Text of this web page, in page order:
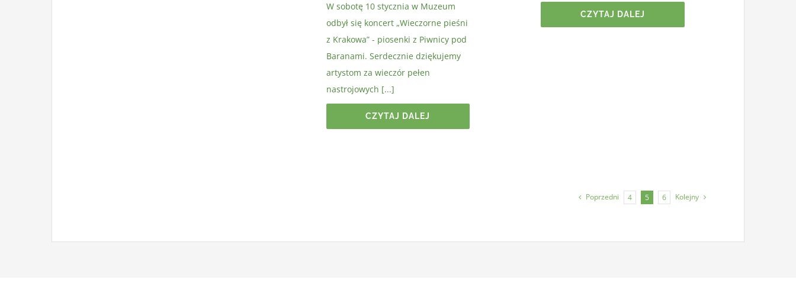
W sobotę 10 stycznia w Muzeum
odbył się koncert „Wieczorne pieśni
z Krakowa” - piosenki z Piwnicy pod
Baranami. Serdecznie dziękujemy
artystom za wieczór pełen
nastrojowych [...]
CZYTAJ DALEJ
CZYTAJ DALEJ
Poprzedni 4 5 6 Kolejny